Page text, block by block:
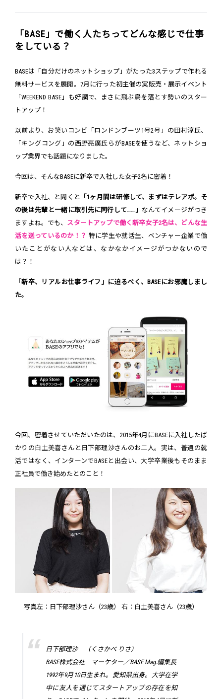
「BASE」で働く人たちってどんな感じで仕事
をしている？
BASEは「自分だけのネットショップ」がたった3ステップで作れる
無料サービスを展開。7月に行った初主催の実販売・展示イベント
「WEEKEND BASE」も好調で、まさに飛ぶ鳥を落とす勢いのスター
トアップ！
以前より、お笑いコンビ「ロンドンブーツ1号2号」の田村淳氏、
「キングコング」の西野亮廣氏らがBASEを使うなど、ネットショ
ップ業界でも話題になりました。
今回は、そんなBASEに新卒で入社した女子2名に密着！
新卒で入社、と聞くと 「1ヶ月間は研修して、まずはテレアポ。そ
の後は先輩と一緒に取引先に同行して……」 なんてイメージがつき
ますよね。でも、 スタートアップで働く新卒女子2名は、どんな生
活を送っているのか！？ 特に学生や就活生、ベンチャー企業で働
いたことがない人などは、なかなかイメージがつかないので
は？！
「新卒、リアルお仕事ライフ」に迫るべく、BASEにお邪魔しまし
た。
今回、密着させていただいたのは、2015年4月にBASEに入社したば
かりの白土美喜さんと日下部理沙さんのお二人。実は、普通の就
活ではなく、インターンでBASEと出会い、大学卒業後もそのまま
正社員で働き始めたとのこと！
写真左：日下部理沙さん（23歳） 右：白土美喜さん（23歳）
日下部理沙 （くさかべ りさ）
BASE株式会社 マーケター／BASE Mag.編集長
1992年9月10日生まれ。愛知県出身。大学在学
中に友人を通じてスタートアップの存在を知